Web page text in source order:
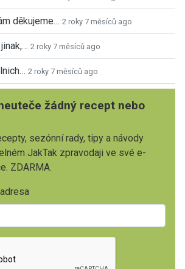
děkujeme… 2 roky 7 měsíců ago
2 roky 7 měsíců ago
2 roky 7 měsíců ago
žádný recept nebo
sezónní rady, tipy a návody
JakTak zpravodaji ve své e-
ZDARMA.